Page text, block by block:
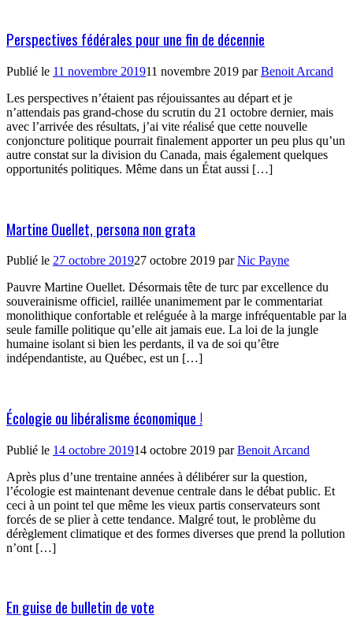
Perspectives fédérales pour une fin de décennie
Publié le 11 novembre 201911 novembre 2019 parBenoit Arcand
Les perspectives n’étaient pas réjouissantes au départ et je
n’attendais pas grand-chose du scrutin du 21 octobre dernier, mais
avec l’arrivée des résultats, j’ai vite réalisé que cette nouvelle
conjoncture politique pourrait finalement apporter un peu plus qu’un
autre constat sur la division du Canada, mais également quelques
opportunités politiques. Même dans un État aussi […]
Martine Ouellet, persona non grata
Publié le 27 octobre 201927 octobre 2019 parNic Payne
Pauvre Martine Ouellet. Désormais tête de turc par excellence du
souverainisme officiel, raillée unanimement par le commentariat
monolithique confortable et reléguée à la marge infréquentable par la
seule famille politique qu’elle ait jamais eue. La loi de la jungle
humaine isolant si bien les perdants, il va de soi qu’être
indépendantiste, au Québec, est un […]
Écologie ou libéralisme économique !
Publié le 14 octobre 201914 octobre 2019 parBenoit Arcand
Après plus d’une trentaine années à délibérer sur la question,
l’écologie est maintenant devenue centrale dans le débat public. Et
ceci à un point tel que même les vieux partis conservateurs sont
forcés de se plier à cette tendance. Malgré tout, le problème du
dérèglement climatique et des formes diverses que prend la pollution
n’ont […]
En guise de bulletin de vote